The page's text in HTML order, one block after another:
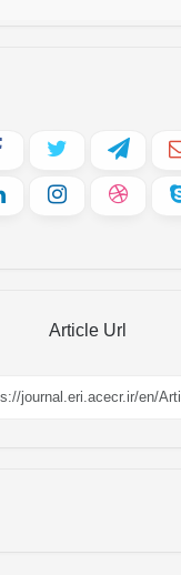
Article Url